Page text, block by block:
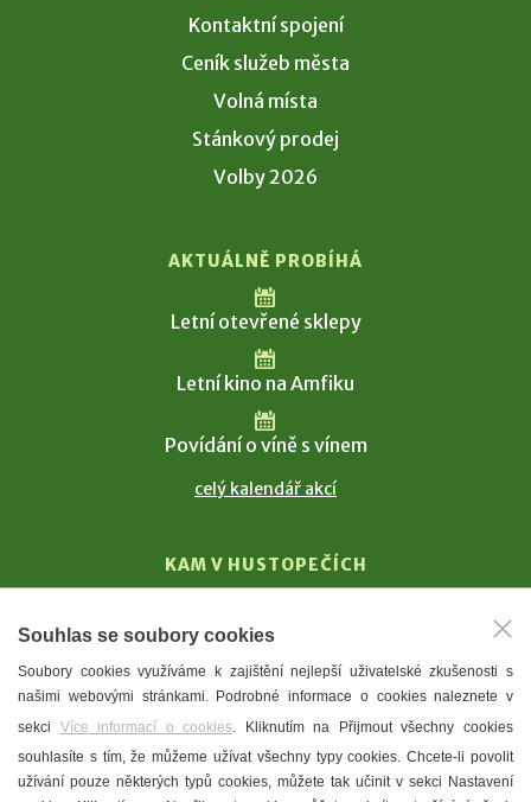
Kontaktní spojení
Ceník služeb města
Volná místa
Stánkový prodej
Volby 2026
AKTUÁLNĚ PROBÍHÁ
Letní otevřené sklepy
Letní kino na Amfiku
Povídání o víně s vínem
celý kalendář akcí
KAM V HUSTOPEČÍCH
T. G. Masaryk
Mandloně
Ubytování
Restaurace
Městské muzeum a galerie
Souhlas se soubory cookies
Soubory cookies využíváme k zajištění nejlepší uživatelské zkušenosti s
našimi webovými stránkami. Podrobné informace o cookies naleznete v
sekci Více informací o cookies. Kliknutím na Přijmout všechny cookies
souhlasíte s tím, že můžeme užívat všechny typy cookies. Chcete-li povolit
užívání pouze některých typů cookies, můžete tak učinit v sekci Nastavení